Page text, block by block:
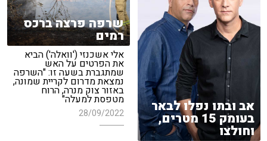
שרפה פרצה ברכס
רמים
אלי אשכנזי ('וואלה') הביא
את הפרטים על האש
שמתגברת בשעה זו: "השרפה
נמצאת מדרום לקריית שמונה,
באזור צוק מנרה, הרוח
מטפסת למעלה"
28/09/2022 אב ובתו נפלו לבאר
בעומק 15 מטרים,
וחולצו